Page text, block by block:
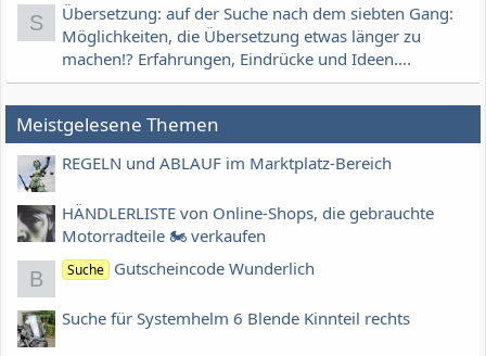
S
Übersetzung: auf der Suche nach dem siebten Gang:
Möglichkeiten, die Übersetzung etwas länger zu
machen!? Erfahrungen, Eindrücke und Ideen....
Meistgelesene Themen
REGELN und ABLAUF im Marktplatz-Bereich
HÄNDLERLISTE von Online-Shops, die gebrauchte
Motorradteile 🏍 verkaufen
B Suche Gutscheincode Wunderlich
Suche für Systemhelm 6 Blende Kinnteil rechts